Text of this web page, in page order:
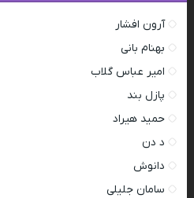
آرون افشار
بهنام بانی
امیر عباس گلاب
پازل بند
حمید هیراد
د دن
دانوش
سامان جلیلی